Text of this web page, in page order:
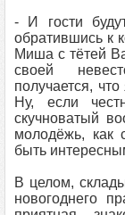
- И гости
обратившись к
Миша с тётей
своей
получается,
Ну, если
скучноватый
молодёжь, как
быть
В целом,
новогоднего